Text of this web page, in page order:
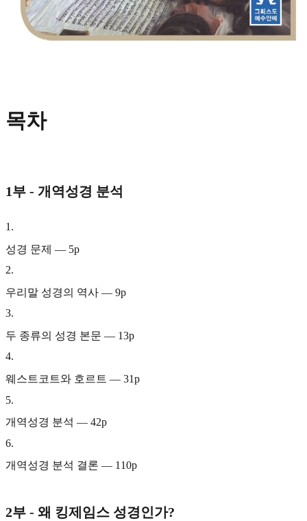
목차
1부 - 개역성경 분석
1 .
성경 문제 — 5p
2.
우리말 성경의 역사 — 9p
3.
두 종류의 성경 본문 — 13p
4.
웨스트코트와 호르트 — 31p
5.
개역성경 분석 — 42p
6.
개역성경 분석 결론 — 110p
2부 - 왜 킹제임스 성경인가?